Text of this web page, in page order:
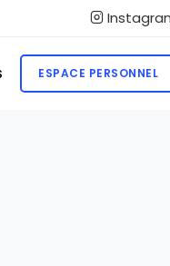
ESPACE PERSONNEL